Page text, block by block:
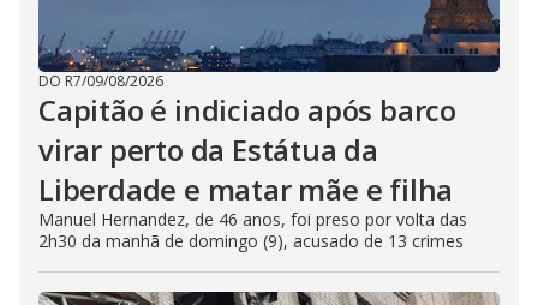
DO R7/09/08/2026
Capitão é indiciado após barco
virar perto da Estátua da
Liberdade e matar mãe e filha
Manuel Hernandez, de 46 anos, foi preso por volta das
2h30 da manhã de domingo (9), acusado de 13 crimes